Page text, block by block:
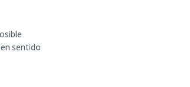
sentido